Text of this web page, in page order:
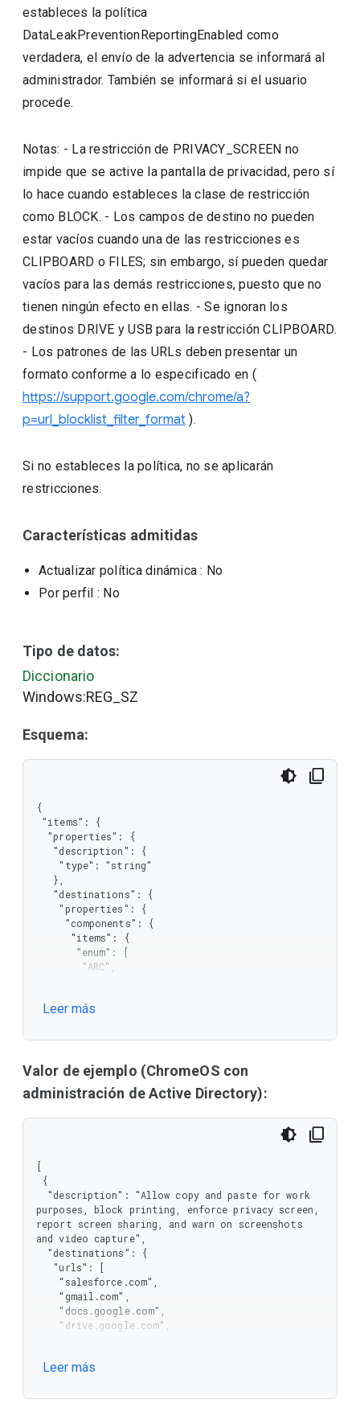
estableces la política
DataLeakPreventionReportingEnabled como
verdadera, el envío de la advertencia se informará al
administrador. También se informará si el usuario
procede.
Notas: - La restricción de PRIVACY_SCREEN no
impide que se active la pantalla de privacidad, pero sí
lo hace cuando estableces la clase de restricción
como BLOCK. - Los campos de destino no pueden
estar vacíos cuando una de las restricciones es
CLIPBOARD o FILES; sin embargo, sí pueden quedar
vacíos para las demás restricciones, puesto que no
tienen ningún efecto en ellas. - Se ignoran los
destinos DRIVE y USB para la restricción CLIPBOARD.
- Los patrones de las URLs deben presentar un
formato conforme a lo especificado en (
https://support.google.com/chrome/a?
p=url_blocklist_filter_format ).
Si no estableces la política, no se aplicarán
restricciones.
Características admitidas
Actualizar política dinámica : No
Por perfil : No
Tipo de datos:
Diccionario
Windows:REG_SZ
Esquema:
{
        "DRIVE",
        "ONEDRIVE"
       "type": "string"
      "type": "array"
      },
      "type": "array"
     }
    },
    "type": "object"
   },
    "type": "string"
        "CLIPBOARD",
        "PRINTING",
Leer más
Valor de ejemplo (ChromeOS con
administración de Active Directory):
[
purposes, block printing, enforce privacy screen,
report screen sharing, and warn on screenshots
and video capture",
  },
  "rule_id": "rules/00examplerule",
Leer más